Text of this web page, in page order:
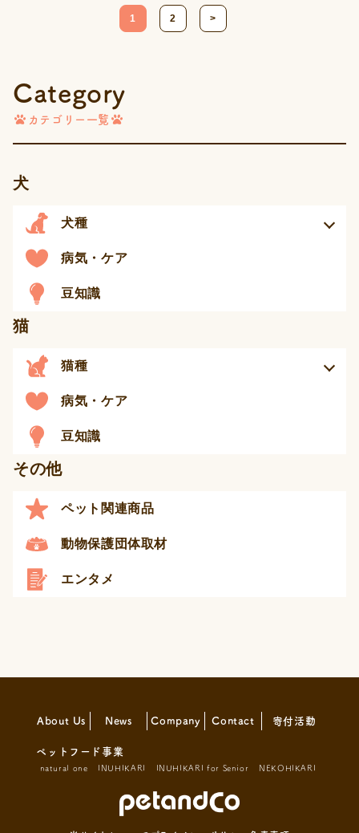
ペ
ー
ジ
り
1 2 >
Category
カテゴリー一覧
犬
犬種
病気・ケア
豆知識
猫
猫種
病気・ケア
豆知識
その他
ペット関連商品
動物保護団体取材
エンタメ
About Us News Company Contact 寄付活動
ペットフード事業
natural one INUHIKARI INUHIKARI for Senior NEKOHIKARI